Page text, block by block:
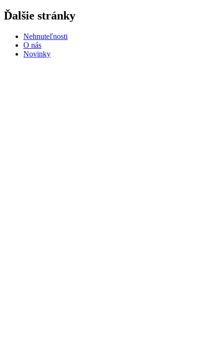
Ďalšie stránky
Nehnuteľnosti
O nás
Novinky